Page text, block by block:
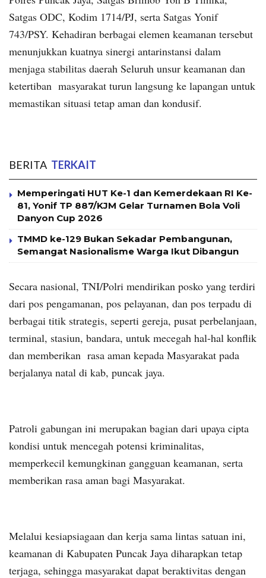
Satgas ODC, Kodim 1714/PJ, serta Satgas Yonif
743/PSY. Kehadiran berbagai elemen keamanan tersebut
menunjukkan kuatnya sinergi antarinstansi dalam
menjaga stabilitas daerah Seluruh unsur keamanan dan
ketertiban masyarakat turun langsung ke lapangan untuk
memastikan situasi tetap aman dan kondusif.
BERITA TERKAIT
Memperingati HUT Ke-1 dan Kemerdekaan RI Ke-
81, Yonif TP 887/KJM Gelar Turnamen Bola Voli
Danyon Cup 2026
TMMD ke-129 Bukan Sekadar Pembangunan,
Semangat Nasionalisme Warga Ikut Dibangun
Secara nasional, TNI/Polri mendirikan posko yang terdiri
dari pos pengamanan, pos pelayanan, dan pos terpadu di
berbagai titik strategis, seperti gereja, pusat perbelanjaan,
terminal, stasiun, bandara, untuk mecegah hal-hal konflik
dan memberikan rasa aman kepada Masyarakat pada
berjalanya natal di kab, puncak jaya.
Patroli gabungan ini merupakan bagian dari upaya cipta
kondisi untuk mencegah potensi kriminalitas,
memperkecil kemungkinan gangguan keamanan, serta
memberikan rasa aman bagi Masyarakat.
Melalui kesiapsiagaan dan kerja sama lintas satuan ini,
keamanan di Kabupaten Puncak Jaya diharapkan tetap
terjaga, sehingga masyarakat dapat beraktivitas dengan